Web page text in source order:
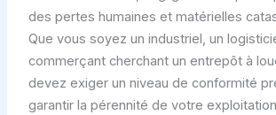
des pertes humaines et matérielles
Que vous soyez un industriel, un
commerçant cherchant un entrepôt à
devez exiger un niveau de conformité
garantir la pérennité de votre